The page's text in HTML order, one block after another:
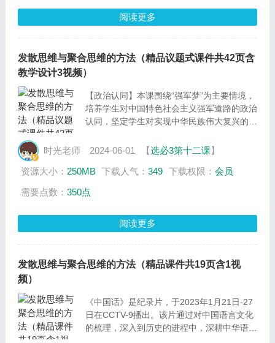
【公共参与】通过议学活动的开展，引导学生
共参与素养。
阅读更多
发散思维与聚合思维的方法（精品议题式课件共42页含
教学设计3视频）
【政治认同】本课围绕“强军梦”为主要情境，
培养学生对中国特色社会主义强军道路的政治
认同，坚定学生对实现中华民族伟大复兴的信
【科学精神】通过学生自主讨论和交流，引导
品质，树立创新意识。
【法治意识】结合具体实例，引导学生在生活
实际中要学会用法律维护自身合法权益，成为
【公共参与】通过议学活动的开展，引导学生
时光老师 2024-06-01 【选必3第十二课】
资源大小： 250MB 下载人气： 349 下载权限： 会员
需要点数： 350点
阅读更多
发散思维与聚合思维的方法（精品课件共19页含1视
频）
《中国话》是纪录片，于2023年1月21日-27
日在CCTV-9播出。该片通过对中国语言文化
的梳理，深入到历史的进程中，深耕中华语言